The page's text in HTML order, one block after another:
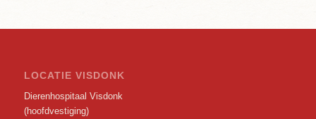
LOCATIE VISDONK
Dierenhospitaal Visdonk
(hoofdvestiging)